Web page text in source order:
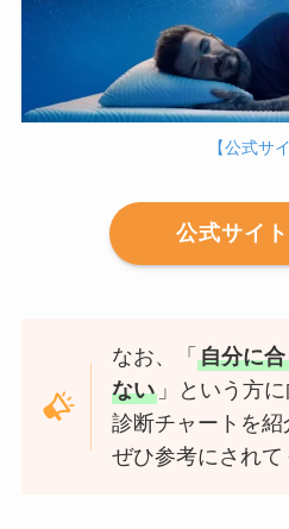
【公式サ
公式サイ
なお、「自分に
ない 」という方
診断チャートを紹
ぜひ参考にされて